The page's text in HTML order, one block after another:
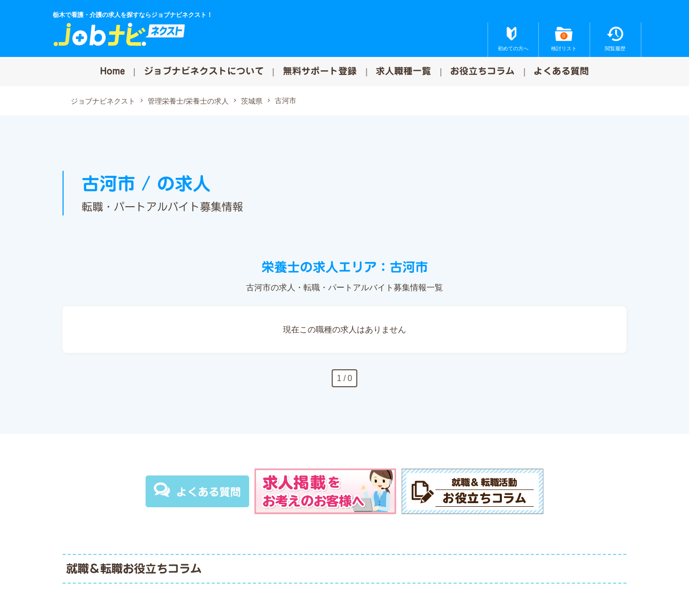
栃木で看護・介護の求人を探すならジョブナビネクスト！
初めての方へ
0
検討リスト 閲覧履歴
Home ジョブナビネクストについて 無料サポート登録 求人職種一覧 お役立ちコラム よくある質問
ジョブナビネクスト 管理栄養士/栄養士の求人 茨城県 古河市
古河市 / の求人
転職・パートアルバイト募集情報
栄養士の求人エリア：古河市
古河市の求人・転職・パートアルバイト募集情報一覧
現在この職種の求人はありません
1 / 0
よくある質問
就職＆転職お役立ちコラム